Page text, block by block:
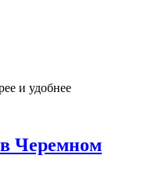
и удобнее
Черемном